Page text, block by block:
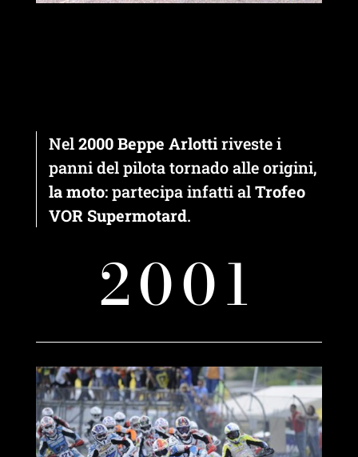
Nel2000 Beppe Arlottiriveste i
panni del pilota tornado alle origini,
la moto: partecipa infatti alTrofeo
VOR Supermotard.
2001